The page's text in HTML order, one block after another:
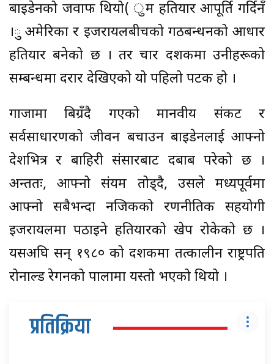
बाइडेनको जवाफ थियो( ुम हतियार आपूर्ति गर्दिनँ
।ु अमेरिका र इजरायलबीचको गठबन्धनको आधार
हतियार बनेको छ । तर चार दशकमा उनीहरूको
सम्बन्धमा दरार देखिएको यो पहिलो पटक हो ।
गाजामा बिग्रँदै गएको मानवीय संकट र
सर्वसाधारणको जीवन बचाउन बाइडेनलाई आफ्नो
देशभित्र र बाहिरी संसारबाट दबाब परेको छ ।
अन्ततः, आफ्नो संयम तोड्दै, उसले मध्यपूर्वमा
आफ्नो सबैभन्दा नजिकको रणनीतिक सहयोगी
इजरायलमा पठाइने हतियारको खेप रोकेको छ ।
यसअघि सन् १९८० को दशकमा तत्कालीन राष्ट्रपति
रोनाल्ड रेगनको पालामा यस्तो भएको थियो ।
प्रतिक्रिया